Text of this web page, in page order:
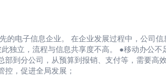
的电子信息企业。 在企业发展过程中，公司
独立，流程与信息共享度不高。 ●移动办公
部到分公司，从预算到报销、支付等，需要高
控，促进全局发展；